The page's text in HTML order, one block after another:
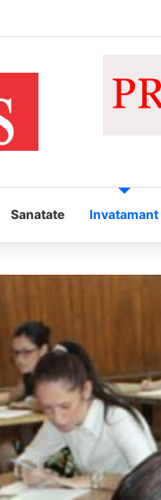
Sanatate Invatamant